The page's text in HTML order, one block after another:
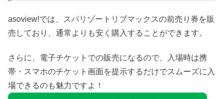
asoview!では、スパリゾートリブマックスの前売り券を販
売しており、通常よりも安く購入することができます。
さらに、電子チケットでの販売になるので、入場時は携
帯・スマホのチケット画面を提示するだけでスムーズに入
場できるのも魅力ですよ！